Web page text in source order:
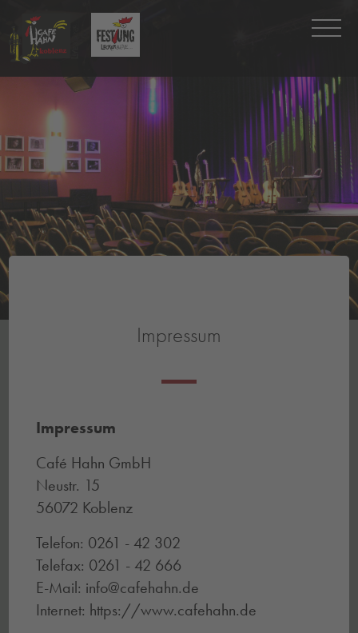
Impressum
Impressum
Café Hahn GmbH
Neustr. 15
56072 Koblenz
Telefon: 0261 - 42 302
Telefax: 0261 - 42 666
E-Mail: info@cafehahn.de
Internet: https://www.cafehahn.de